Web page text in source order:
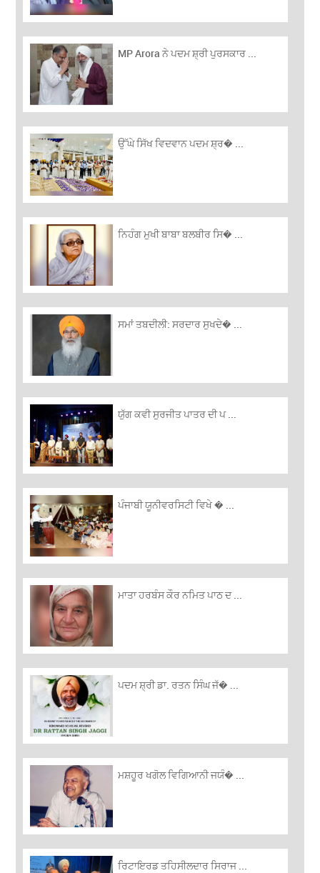
MP Arora ਨੇ ਪਦਮ ਸ਼੍ਰੀ ਪੁਰਸਕਾਰ ...
ਉੱਘੇ ਸਿੱਖ ਵਿਦਵਾਨ ਪਦਮ ਸ਼੍ਰ� ...
ਨਿਹੰਗ ਮੁਖੀ ਬਾਬਾ ਬਲਬੀਰ ਸਿ� ...
ਸਮਾਂ ਤਬਦੀਲੀ: ਸਰਦਾਰ ਸੁਖਦੇ� ...
ਯੁੱਗ ਕਵੀ ਸੁਰਜੀਤ ਪਾਤਰ ਦੀ ਪ ...
ਪੰਜਾਬੀ ਯੂਨੀਵਰਸਿਟੀ ਵਿਖੇ � ...
ਮਾਤਾ ਹਰਬੰਸ ਕੌਰ ਨਮਿਤ ਪਾਠ ਦ ...
ਪਦਮ ਸ਼੍ਰੀ ਡਾ. ਰਤਨ ਸਿੰਘ ਜੱ� ...
ਮਸ਼ਹੂਰ ਖਗੋਲ ਵਿਗਿਆਨੀ ਜਯੰ� ...
ਰਿਟਾਇਰਡ ਤਹਿਸੀਲਦਾਰ ਸਿਰਾਜ ...